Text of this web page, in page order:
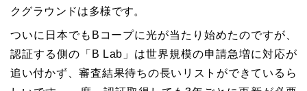
クグラウンドは多様です。
ついに日本でも B コープに光が当たり始めたのですが、
認証する側の「 B Lab 」は世界規模の申請急増に対応が
追い付かず、審査結果待ちの長いリストができているら